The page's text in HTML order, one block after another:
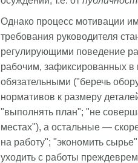
Однако процесс мотивации
требования руководителя
регулирующими поведение
рабочим, зафиксированных в
обязательными ("беречь
нормативов к размеру
"выполнять план"; "не
местах"), а остальные —
на работу"; "экономить
уходить с работы